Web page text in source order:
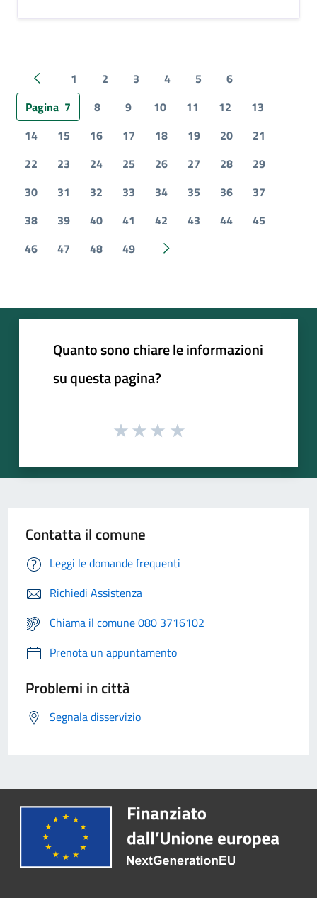
Pagina precedente
1 2 3 4 5
6
Pagina 7 8 9 10 11 12
13
14
15 16 17 18 19 20
21
22
23 24 25 26 27 28
29
30
31 32 33 34 35 36
37
38
39 40 41 42 43 44
45
46
47 48 49 Pagina successiva
Quanto sono chiare le informazioni
su questa pagina?
Contatta il comune
Leggi le domande frequenti
Richiedi Assistenza
Chiama il comune 080 3716102
Prenota un appuntamento
Problemi in città
Segnala disservizio